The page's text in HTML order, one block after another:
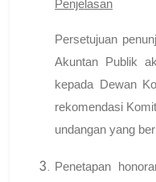
Penjelasan
Persetujuan
Akuntan Publik
kepada Dewan
rekomendasi
undangan yang
Penetapan